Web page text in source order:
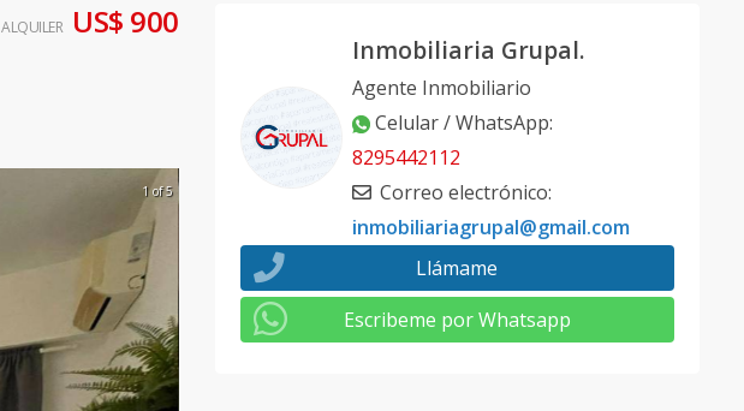
ALQUILER US$ 900
1 of 5
Inmobiliaria Grupal.
Agente Inmobiliario
Celular / WhatsApp:
8295442112
Correo electrónico:
inmobiliariagrupal@gmail.com
Llámame
Escribeme por Whatsapp